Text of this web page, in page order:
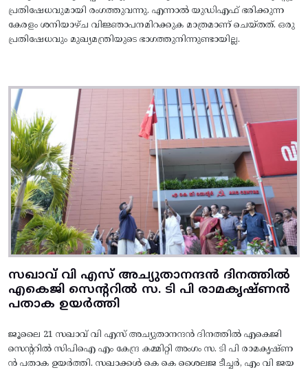
പ്രതിഷേധവുമായി രംഗത്തുവന്നു. എന്നാൽ യുഡിഎഫ് ഭരിക്കുന്ന
കേരളം ശനിയാഴ്ച വിജ്ഞാപനമിറക്കുക മാത്രമാണ് ചെയ്തത്. ഒരു
പ്രതിഷേധവും മുഖ്യമന്ത്രിയുടെ ഭാഗത്തുനിന്നുണ്ടായില്ല.
സഖാവ് വി എസ് അച്യുതാനന്ദൻ ദിനത്തിൽ
എകെജി സെന്ററിൽ സ. ടി പി രാമകൃഷ്‌ണൻ
പതാക ഉയർത്തി
ജൂലൈ 21 സഖാവ് വി എസ് അച്യുതാനന്ദൻ ദിനത്തിൽ എകെജി
സെന്ററിൽ സിപിഐ എം കേന്ദ്ര കമ്മിറ്റി അംഗം സ. ടി പി രാമകൃഷ്‌ണ
ൻ പതാക ഉയർത്തി. സഖാക്കൾ കെ കെ ശൈലജ ടീച്ചർ, എം വി ജയ